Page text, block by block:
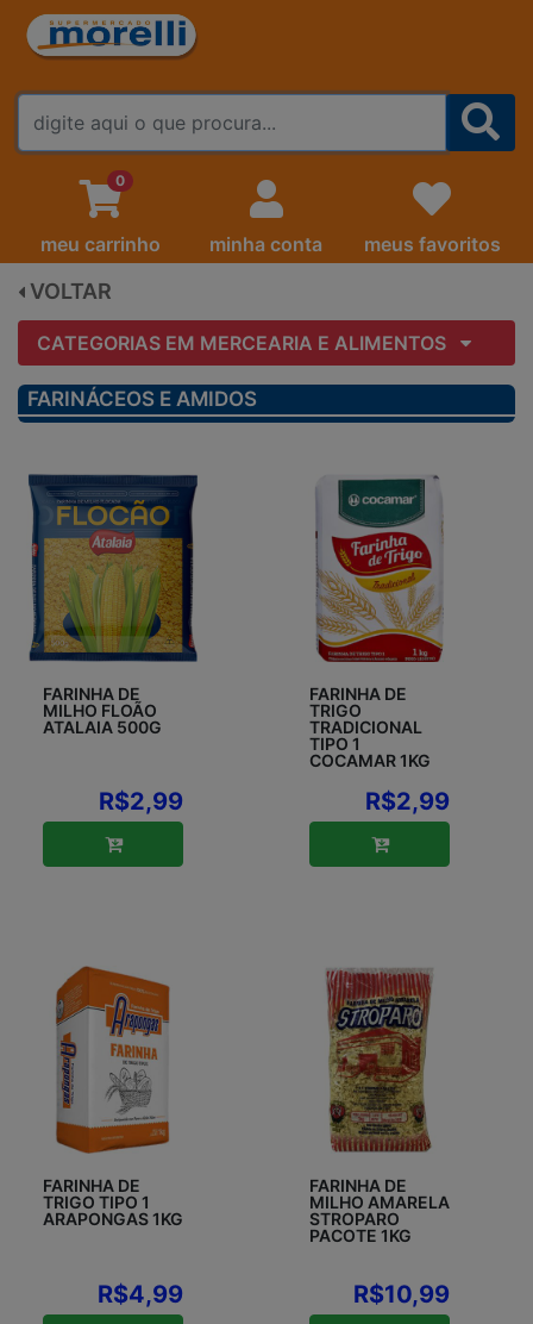
FALE CONOSCO
0
meu carrinho minha conta meus favoritos
VOLTAR
CATEGORIAS EM MERCEARIA E ALIMENTOS
FARINÁCEOS E AMIDOS
FARINHA DE
MILHO FLOÃO
ATALAIA 500G
R$2,99
FARINHA DE
TRIGO
TRADICIONAL
TIPO 1
COCAMAR 1KG
R$2,99
FARINHA DE
TRIGO TIPO 1
ARAPONGAS 1KG
R$4,99
FARINHA DE
MILHO AMARELA
STROPARO
PACOTE 1KG
R$10,99